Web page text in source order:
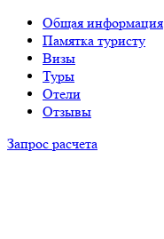
Общая информация
Памятка туристу
Визы
Туры
Отели
Отзывы
Запрос расчета